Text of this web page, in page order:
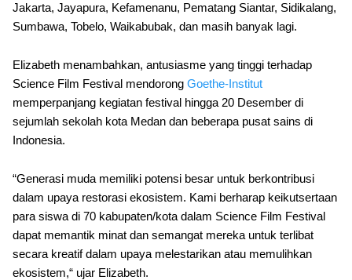
Jakarta, Jayapura, Kefamenanu, Pematang Siantar, Sidikalang,
Sumbawa, Tobelo, Waikabubak, dan masih banyak lagi.
Elizabeth menambahkan, antusiasme yang tinggi terhadap
Science Film Festival mendorong Goethe-Institut
memperpanjang kegiatan festival hingga 20 Desember di
sejumlah sekolah kota Medan dan beberapa pusat sains di
Indonesia.
“Generasi muda memiliki potensi besar untuk berkontribusi
dalam upaya restorasi ekosistem. Kami berharap keikutsertaan
para siswa di 70 kabupaten/kota dalam Science Film Festival
dapat memantik minat dan semangat mereka untuk terlibat
secara kreatif dalam upaya melestarikan atau memulihkan
ekosistem,“ ujar Elizabeth.